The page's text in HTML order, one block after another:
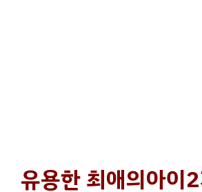
유용한 최애의아이